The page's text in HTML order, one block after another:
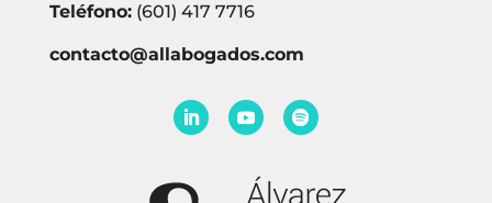
Teléfono:(601) 417 7716
contacto@allabogados.com